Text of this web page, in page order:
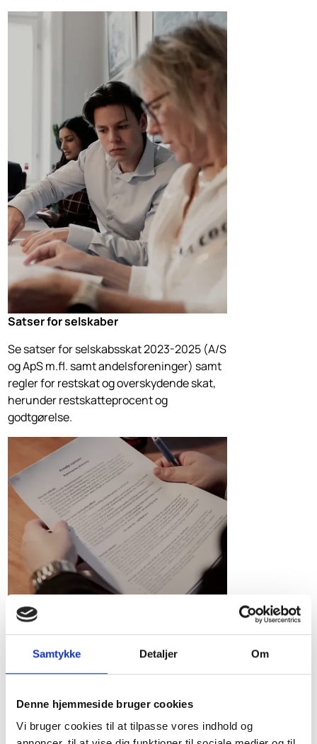
Samtykke Detaljer Om
Denne hjemmeside bruger cookies
Vi bruger cookies til at tilpasse vores indhold og
Satser for selskaber
Se satser for selskabsskat 2023-2025 (A/S
og ApS m.fl. samt andelsforeninger) samt
regler for restskat og overskydende skat,
herunder restskatteprocent og
godtgørelse.
Afskrivningsloven
Se afskrivninger 2024-2026: satser for
driftsmidler, bygninger og installationer,
forskudsafskrivninger (skibe).